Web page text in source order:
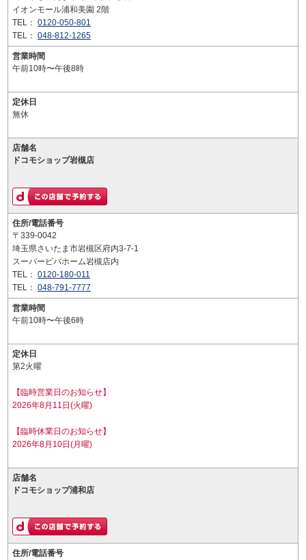
イオンモール浦和美園 2階
TEL： 0120-050-801
TEL： 048-812-1265
営業時間
午前10時〜午後8時
定休日
無休
店舗名
ドコモショップ岩槻店
住所/電話番号
〒339-0042
埼玉県さいたま市岩槻区府内3-7-1
スーパービバホーム岩槻店内
TEL： 0120-180-011
TEL： 048-791-7777
営業時間
午前10時〜午後6時
定休日
第2火曜
【臨時営業日のお知らせ】
2026年8月11日(火曜)
【臨時休業日のお知らせ】
2026年8月10日(月曜)
店舗名
ドコモショップ浦和店
住所/電話番号